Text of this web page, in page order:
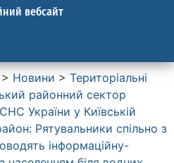
вебсайт
> Новини > Територіальні
районний сектор
України у Київській
Рятувальники спільно з
інформаційну-